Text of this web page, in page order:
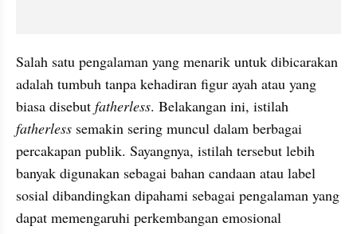
Salah satu pengalaman yang menarik untuk dibicarakan
adalah tumbuh tanpa kehadiran figur ayah atau yang
biasa disebut fatherless
fatherless semakin sering muncul dalam berbagai
percakapan publik. Sayangnya, istilah tersebut lebih
banyak digunakan sebagai bahan candaan atau label
sosial dibandingkan dipahami sebagai pengalaman yang
dapat memengaruhi perkembangan emosional